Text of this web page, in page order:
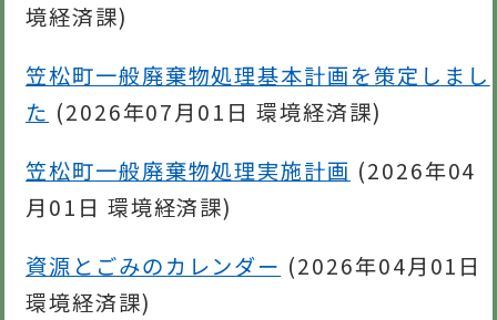
境経済課)
笠松町一般廃棄物処理基本計画を策定しまし
た (2026年07月01日 環境経済課)
笠松町一般廃棄物処理実施計画 (2026年04
月01日 環境経済課)
資源とごみのカレンダー (2026年04月01日
環境経済課)